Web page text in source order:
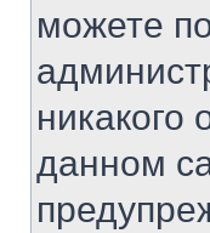
можете
данном